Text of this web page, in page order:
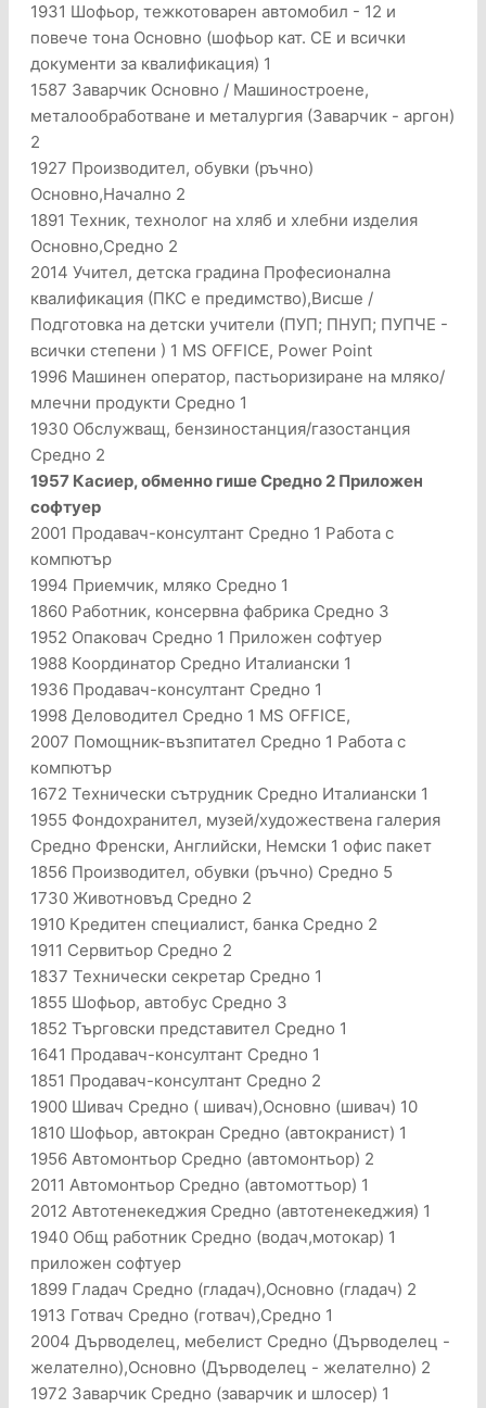
1931 Шофьор, тежкотоварен автомобил - 12 и
повече тона Основно (шофьор кат. CЕ и всички
документи за квалификация) 1
1587 Заварчик Основно / Машиностроене,
металообработване и металургия (Заварчик - аргон)
2
1927 Производител, обувки (ръчно)
Основно,Начално 2
1891 Техник, технолог на хляб и хлебни изделия
Основно,Средно 2
2014 Учител, детска градина Професионална
квалификация (ПКС е предимство),Висше /
Подготовка на детски учители (ПУП; ПНУП; ПУПЧЕ -
всички степени ) 1 MS OFFICE, Power Point
1996 Машинен оператор, пастьоризиране на мляко/
млечни продукти Средно 1
1930 Обслужващ, бензиностанция/газостанция
Средно 2
1957 Касиер, обменно гише Средно 2 Приложен
софтуер
2001 Продавач-консултант Средно 1 Работа с
компютър
1994 Приемчик, мляко Средно 1
1860 Работник, консервна фабрика Средно 3
1952 Опаковач Средно 1 Приложен софтуер
1988 Координатор Средно Италиански 1
1936 Продавач-консултант Средно 1
1998 Деловодител Средно 1 MS OFFICE,
2007 Помощник-възпитател Средно 1 Работа с
компютър
1672 Технически сътрудник Средно Италиански 1
1955 Фондохранител, музей/художествена галерия
Средно Френски, Английски, Немски 1 офис пакет
1856 Производител, обувки (ръчно) Средно 5
1730 Животновъд Средно 2
1910 Кредитен специалист, банка Средно 2
1911 Сервитьор Средно 2
1837 Технически секретар Средно 1
1855 Шофьор, автобус Средно 3
1852 Търговски представител Средно 1
1641 Продавач-консултант Средно 1
1851 Продавач-консултант Средно 2
1900 Шивач Средно ( шивач),Основно (шивач) 10
1810 Шофьор, автокран Средно (автокранист) 1
1956 Автомонтьор Средно (автомонтьор) 2
2011 Автомонтьор Средно (автомоттьор) 1
2012 Автотенекеджия Средно (автотенекеджия) 1
1940 Общ работник Средно (водач,мотокар) 1
приложен софтуер
1899 Гладач Средно (гладач),Основно (гладач) 2
1913 Готвач Средно (готвач),Средно 1
2004 Дърводелец, мебелист Средно (Дърводелец -
желателно),Основно (Дърводелец - желателно) 2
1972 Заварчик Средно (заварчик и шлосер) 1